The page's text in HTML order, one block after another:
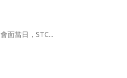
會面當日，STC...